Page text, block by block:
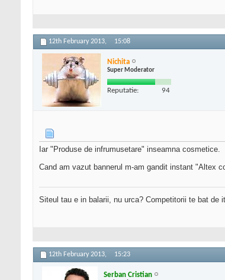
12th February 2013, 15:08
Nichita
Super Moderator
Reputatie: 94
Iar "Produse de infrumusetare" inseamna cosmetice.
Cand am vazut bannerul m-am gandit instant "Altex
Siteul tau e in balarii, nu urca? Competitorii te bat
12th February 2013, 15:23
Serban Cristian